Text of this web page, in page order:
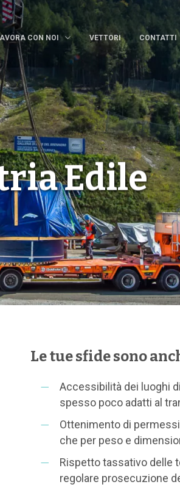
CON NOI VETTORI CONTATTI
Edile
Le tue sfide sono
Accessibilità dei luoghi
spesso poco adatti al
Ottenimento di
che per peso e
Rispetto tassativo delle
regolare prosecuzione